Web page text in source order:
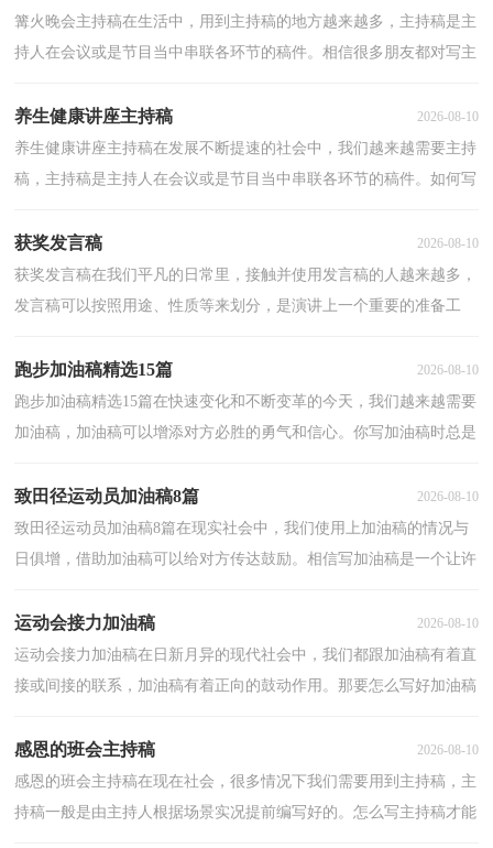
篝火晚会主持稿在生活中，用到主持稿的地方越来越多，主持稿是主
持人在会议或是节目当中串联各环节的稿件。相信很多朋友都对写主
养生健康讲座主持稿 2026-08-10
养生健康讲座主持稿在发展不断提速的社会中，我们越来越需要主持
稿，主持稿是主持人在会议或是节目当中串联各环节的稿件。如何写
获奖发言稿 2026-08-10
获奖发言稿在我们平凡的日常里，接触并使用发言稿的人越来越多，
发言稿可以按照用途、性质等来划分，是演讲上一个重要的准备工
跑步加油稿精选15篇 2026-08-10
跑步加油稿精选15篇在快速变化和不断变革的今天，我们越来越需要
加油稿，加油稿可以增添对方必胜的勇气和信心。你写加油稿时总是
致田径运动员加油稿8篇 2026-08-10
致田径运动员加油稿8篇在现实社会中，我们使用上加油稿的情况与
日俱增，借助加油稿可以给对方传达鼓励。相信写加油稿是一个让许
运动会接力加油稿 2026-08-10
运动会接力加油稿在日新月异的现代社会中，我们都跟加油稿有着直
接或间接的联系，加油稿有着正向的鼓动作用。那要怎么写好加油稿
感恩的班会主持稿 2026-08-10
感恩的班会主持稿在现在社会，很多情况下我们需要用到主持稿，主
持稿一般是由主持人根据场景实况提前编写好的。怎么写主持稿才能